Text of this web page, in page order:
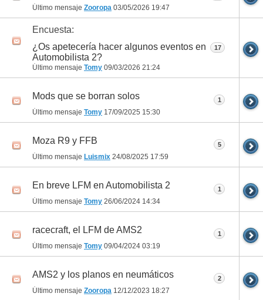
Último mensaje Zooropa 03/05/2026 19:47
Encuesta:
¿Os apetecería hacer algunos eventos en
Automobilista 2?
Último mensaje Tomy 09/03/2026 21:24
17
Mods que se borran solos
Último mensaje Tomy 17/09/2025 15:30
1
Moza R9 y FFB
Último mensaje Luismix 24/08/2025 17:59
5
En breve LFM en Automobilista 2
Último mensaje Tomy 26/06/2024 14:34
1
racecraft, el LFM de AMS2
Último mensaje Tomy 09/04/2024 03:19
1
AMS2 y los planos en neumáticos
Último mensaje Zooropa 12/12/2023 18:27
2